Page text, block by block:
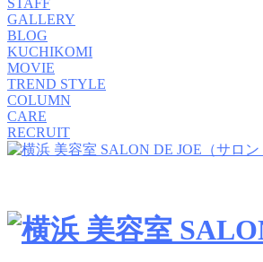
STAFF
GALLERY
BLOG
KUCHIKOMI
MOVIE
TREND STYLE
COLUMN
CARE
RECRUIT